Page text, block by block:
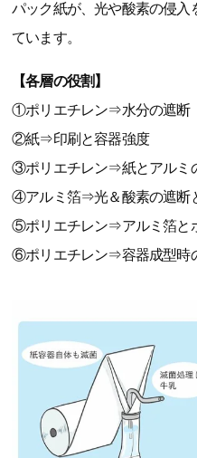
パック紙が、光や酸素の侵入
ています。
【各層の役割】
①ポリエチレン⇒水分の遮断
②紙⇒印刷と容器強度
③ポリエチレン⇒紙とアルミ
④アルミ箔⇒光＆酸素の遮断
⑤ポリエチレン⇒アルミ箔と
⑥ポリエチレン⇒容器成型時